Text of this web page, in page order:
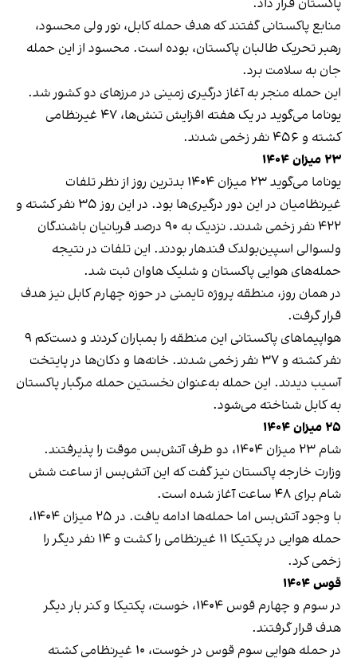
پاکستان قرار داد.
منابع پاکستانی گفتند که هدف حمله کابل، نور ولی محسود،
رهبر تحریک طالبان پاکستان، بوده است. محسود از این حمله
جان به سلامت برد.
این حمله منجر به آغاز درگیری زمینی در مرزهای دو کشور شد.
یوناما می‌گوید در یک هفته افزایش تنش‌ها، ۴۷ غیرنظامی
کشته و ۴۵۶ نفر زخمی شدند.
۲۳ میزان ۱۴۰۴
یوناما می‌گوید ۲۳ میزان ۱۴۰۴ بدترین روز از نظر تلفات
غیرنظامیان در این دور درگیری‌ها بود. در این روز ۳۵ نفر کشته و
۴۲۲ نفر زخمی شدند. نزدیک به ۹۰ درصد قربانیان باشندگان
ولسوالی اسپین‌بولدک قندهار بودند. این تلفات در نتیجه
حمله‌های هوایی پاکستان و شلیک هاوان ثبت شد.
در همان روز، منطقه پروژه تایمنی در حوزه چهارم کابل نیز هدف
قرار گرفت.
هواپیماهای پاکستانی این منطقه را بمباران کردند و دست‌کم ۹
نفر کشته و ۳۷ نفر زخمی شدند. خانه‌ها و دکان‌ها در پایتخت
آسیب دیدند. این حمله به‌عنوان نخستین حمله مرگبار پاکستان
به کابل شناخته می‌شود.
۲۵ میزان ۱۴۰۴
شام ۲۳ میزان ۱۴۰۴، دو طرف آتش‌بس موقت را پذیرفتند.
وزارت خارجه پاکستان نیز گفت که این آتش‌بس از ساعت شش
شام برای ۴۸ ساعت آغاز شده است.
با وجود آتش‌بس اما حمله‌ها ادامه یافت. در ۲۵ میزان ۱۴۰۴،
حمله هوایی در پکتیکا ۱۱ غیرنظامی را کشت و ۱۴ نفر دیگر را
زخمی کرد.
قوس ۱۴۰۴
در سوم و چهارم قوس ۱۴۰۴، خوست، پکتیکا و کنر بار دیگر
هدف قرار گرفتند.
در حمله هوایی سوم قوس در خوست، ۱۰ غیرنظامی کشته